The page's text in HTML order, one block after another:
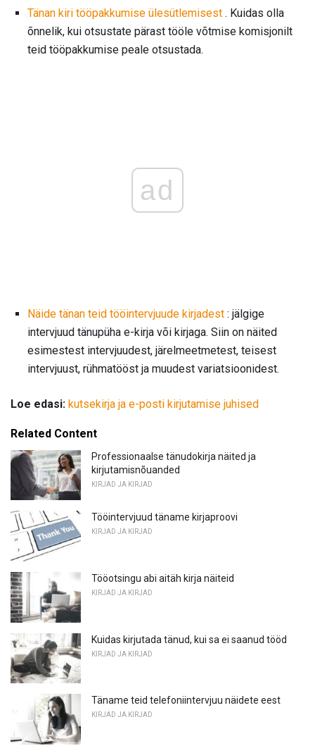
Tänan kiri tööpakkumise ülesütlemisest . Kuidas olla
õnnelik, kui otsustate pärast tööle võtmise komisjonilt
teid tööpakkumise peale otsustada.
ad
Näide tänan teid tööintervjuude kirjadest : jälgige
intervjuud tänupüha e-kirja või kirjaga. Siin on näited
esimestest intervjuudest, järelmeetmetest, teisest
intervjuust, rühmatööst ja muudest variatsioonidest.
Loe edasi: kutsekirja ja e-posti kirjutamise juhised
Related Content
Professionaalse tänudokirja näited ja
kirjutamisnõuanded
KIRJAD JA KIRJAD
Tööintervjuud täname kirjaproovi
KIRJAD JA KIRJAD
Tööotsingu abi aitäh kirja näiteid
KIRJAD JA KIRJAD
Kuidas kirjutada tänud, kui sa ei saanud tööd
KIRJAD JA KIRJAD
Täname teid telefoniintervjuu näidete eest
KIRJAD JA KIRJAD